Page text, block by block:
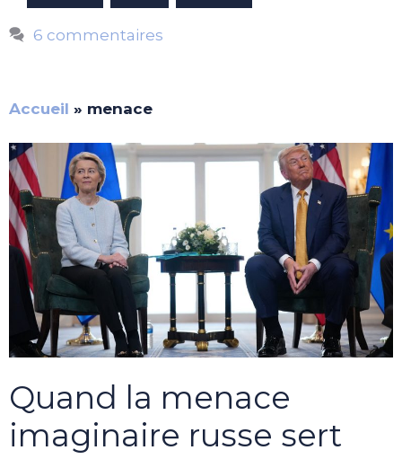
6 commentaires
Accueil » menace
Quand la menace
imaginaire russe sert